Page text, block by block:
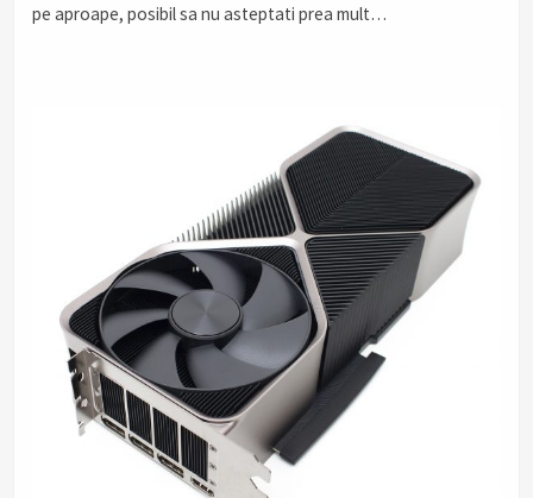
pe aproape, posibil sa nu asteptati prea mult…